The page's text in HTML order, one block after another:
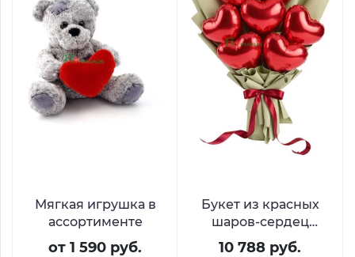
Мягкая игрушка в
ассортименте
от 1 590 руб.
Букет из красных
шаров-сердец
«Легкость чувств»
10 788 руб.